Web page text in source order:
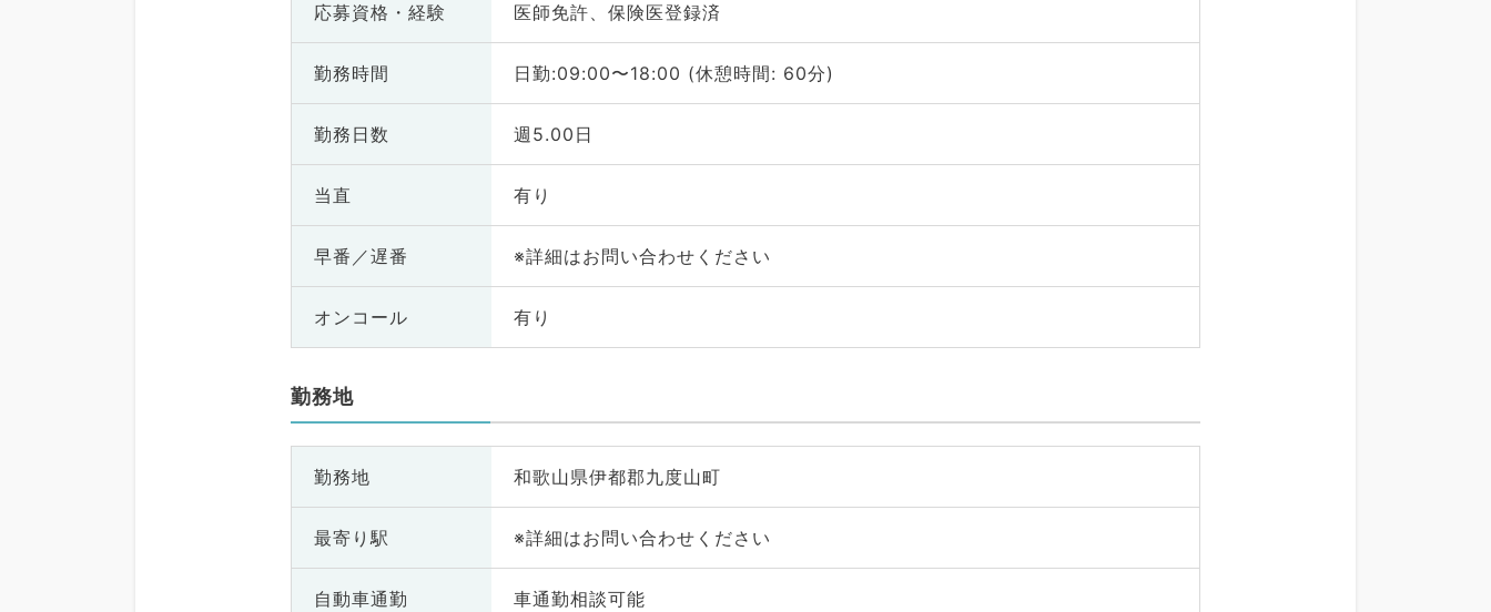
応募資格・ 経験 医師免許、保険医登録済
勤務時間 日勤:09:00〜18:00 (休憩時間: 60分)
勤務日数 週5.00日
当直 有り
早番／遅番 ※詳細はお問い合わせください
オンコール 有り
勤務地
勤務地 和歌山県伊都郡九度山町
最寄り駅 ※詳細はお問い合わせください
自動車通勤 車通勤相談可能